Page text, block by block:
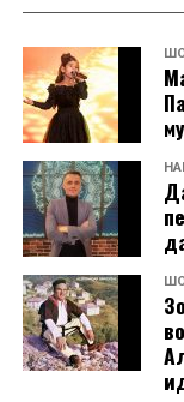
признава дека
решила да ги
книги.
„Имам
приказни од
уште не се
таа.